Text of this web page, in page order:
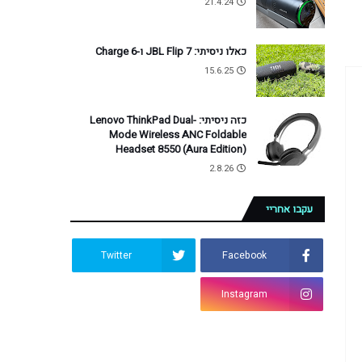
כאלו ניסיתי: JBL Flip 7 ו-Charge 6
15.6.25
כזה ניסיתי: Lenovo ThinkPad Dual-
Mode Wireless ANC Foldable
Headset 8550 (Aura Edition)
2.8.26
עקבו אחריי
Facebook
Twitter
Instagram